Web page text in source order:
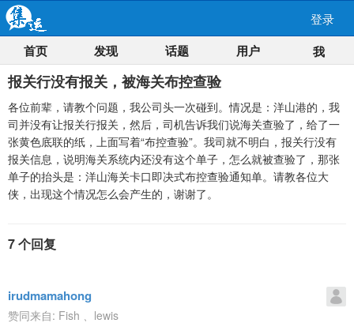
登录
首页 发现 话题 用户 我
报关行没有报关，被海关布控查验
各位前辈，请教个问题，我公司头一次碰到。情况是：洋山港的，我
司并没有让报关行报关，然后，司机告诉我们说海关查验了，给了一
张黄色底联的纸，上面写着“布控查验”。我司就不明白，报关行没有
报关信息，说明海关系统内还没有这个单子，怎么就被查验了，那张
单子的抬头是：洋山海关卡口即决式布控查验通知单。请教各位大
侠，出现这个情况怎么会产生的，谢谢了。
7 个回复
irudmamahong
赞同来自: Fish 、 lewis